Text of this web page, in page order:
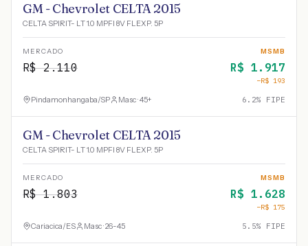
GM - Chevrolet CELTA 2015
CELTA SPIRIT- LT 1.0 MPFI 8V FLEXP. 5P
MERCADO
R$2.110
MSMB
R$ 1.917
−R$ 193
Pindamonhangaba/SP Masc · 45+ 6.2% FIPE
GM - Chevrolet CELTA 2015
CELTA SPIRIT- LT 1.0 MPFI 8V FLEXP. 5P
MERCADO
R$1.803
MSMB
R$ 1.628
−R$ 175
Cariacica/ES Masc · 26-45 5.5% FIPE